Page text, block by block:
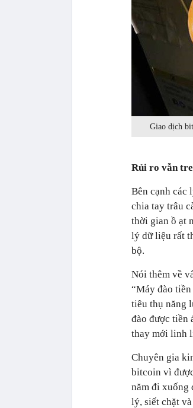
Giao dịch
Rủi ro vẫn
Bên cạnh các
chia tay trâu
thời gian ồ ạt
lý dữ liệu rất
bộ.
Nói thêm về
“Máy đào
tiêu thụ năng
đào được tiền
thay mới linh
Chuyên gia
bitcoin vì
năm đi xuống
lý, siết chặt